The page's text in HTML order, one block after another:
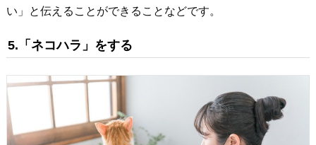
い」と伝えることができることなどです。
5.「ネコハラ」をする